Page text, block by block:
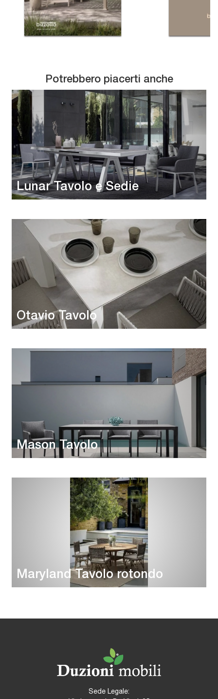
Potrebbero piacerti anche
Lunar Tavolo e Sedie
Otavio Tavolo
Mason Tavolo
Maryland Tavolo rotondo
Sede Legale: